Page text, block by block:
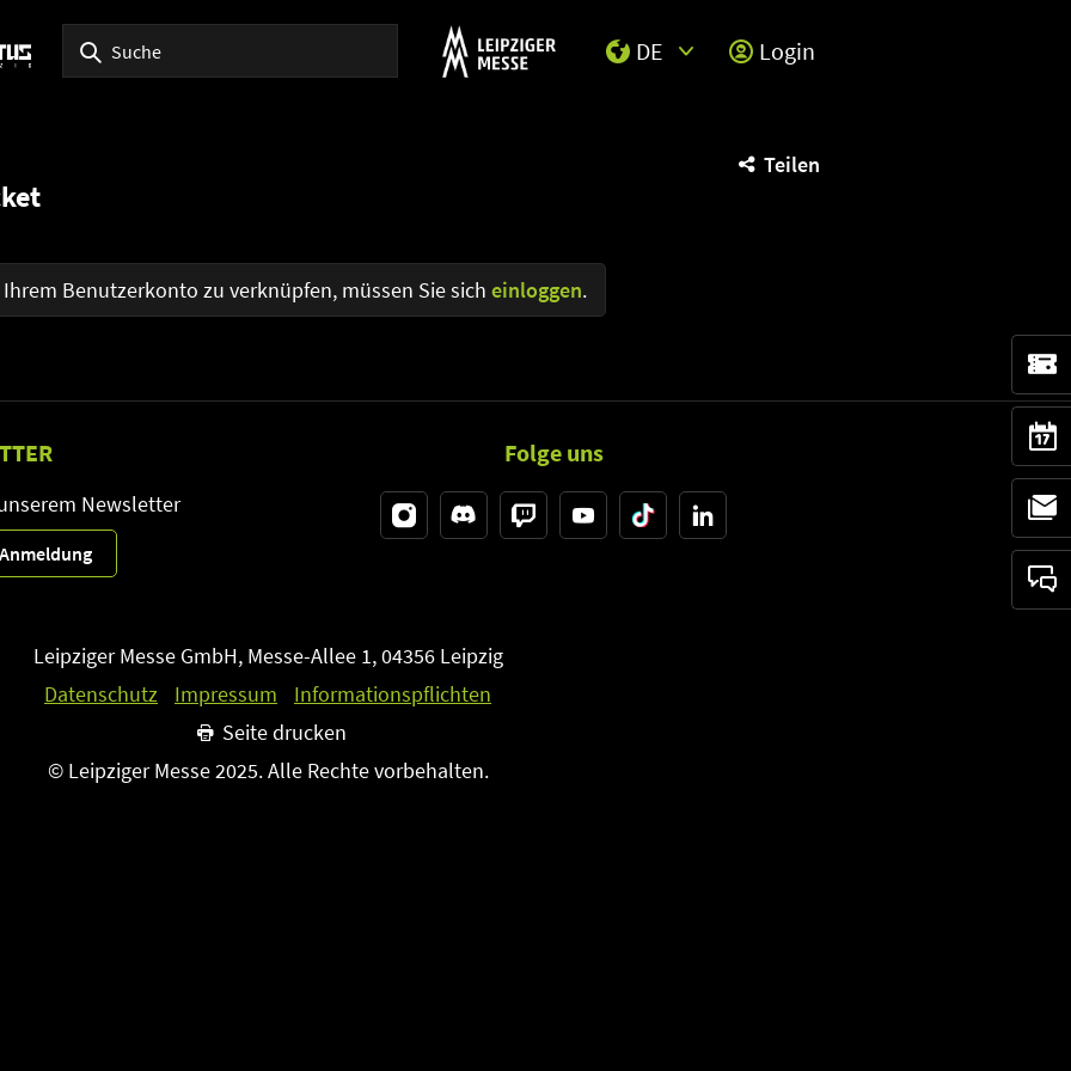
DE
Login
Teilen
Benutzerkonto zu verknüpfen, müssen Sie sich einloggen.
Newsletter
Folge uns
Leipziger Messe GmbH, Messe-Allee 1, 04356 Leipzig
Datenschutz
Impressum
Informationspflichten
Seite drucken
© Leipziger Messe 2025. Alle Rechte vorbehalten.